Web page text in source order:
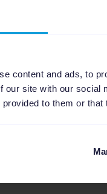
content and ads, to
our site with our
provided to them or